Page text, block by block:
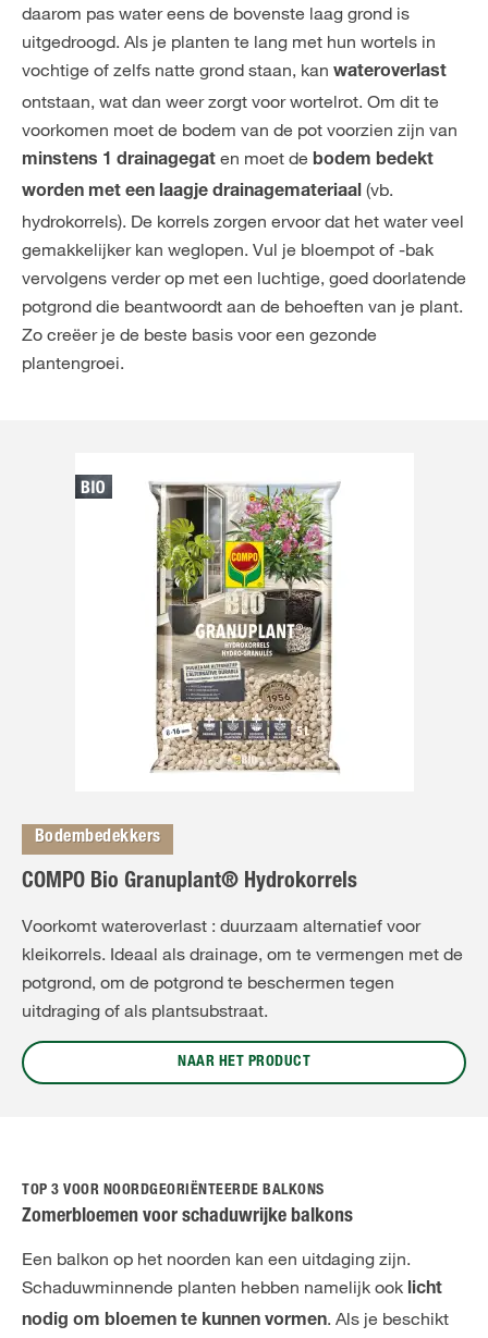
daarom pas water eens de bovenste laag grond is
uitgedroogd. Als je planten te lang met hun wortels in
vochtige of zelfs natte grond staan, kan wateroverlast
ontstaan, wat dan weer zorgt voor wortelrot. Om dit te
voorkomen moet de bodem van de pot voorzien zijn van
minstens 1 drainagegat en moet de bodem bedekt
worden met een laagje drainagemateriaal (vb.
hydrokorrels). De korrels zorgen ervoor dat het water veel
gemakkelijker kan weglopen. Vul je bloempot of -bak
vervolgens verder op met een luchtige, goed doorlatende
potgrond die beantwoordt aan de behoeften van je plant.
Zo creëer je de beste basis voor een gezonde
plantengroei.
Bodembedekkers
COMPO Bio Granuplant® Hydrokorrels
Voorkomt wateroverlast : duurzaam alternatief voor
kleikorrels. Ideaal als drainage, om te vermengen met de
potgrond, om de potgrond te beschermen tegen
uitdraging of als plantsubstraat.
NAAR HET PRODUCT
TOP 3 VOOR NOORDGEORIËNTEERDE BALKONS
Zomerbloemen voor schaduwrijke balkons
Een balkon op het noorden kan een uitdaging zijn.
Schaduwminnende planten hebben namelijk ook licht
nodig om bloemen te kunnen vormen. Als je beschikt